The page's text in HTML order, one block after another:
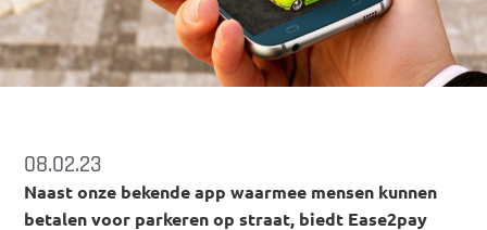
08.02.23
Naast onze bekende app waarmee mensen kunnen
betalen voor parkeren op straat, biedt Ease2pay